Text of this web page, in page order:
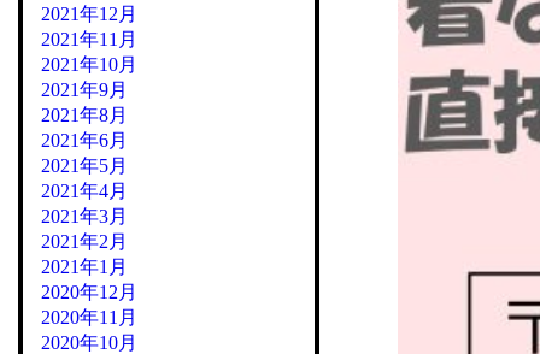
2021年12月
2021年11月
2021年10月
2021年9月
2021年8月
2021年6月
2021年5月
2021年4月
2021年3月
2021年2月
2021年1月
2020年12月
2020年11月
2020年10月